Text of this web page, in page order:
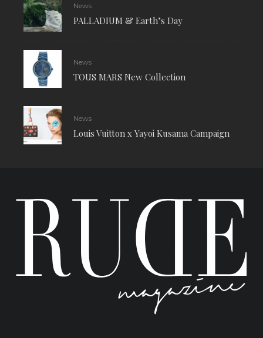
News
PALLADIUM & Earth’s Day
News
TOUS MARS New Collection
News
Louis Vuitton x Yayoi Kusama Campaign